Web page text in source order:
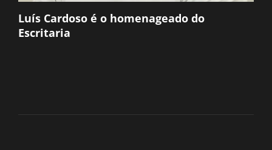
Luís Cardoso é o homenageado do
Escritaria